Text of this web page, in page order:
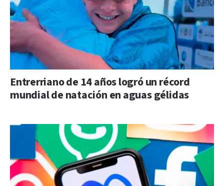
Entrerriano de 14 años logró un récord
mundial de natación en aguas gélidas